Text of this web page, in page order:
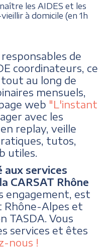
les AIDES et les
à domicile (en 1h
de
coordinateurs, ce
au long de
mensuels,
web "L'instant
avec les
replay, veille
tutos,
utiles.
aux services
CARSAT Rhône
engagement, est
Rhône-Alpes et
TASDA. Vous
services et êtes
nous !